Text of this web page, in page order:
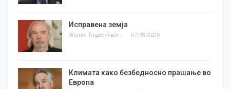
Исправена земја
07/08/2026
Климата како безбедносно прашање во
Европа